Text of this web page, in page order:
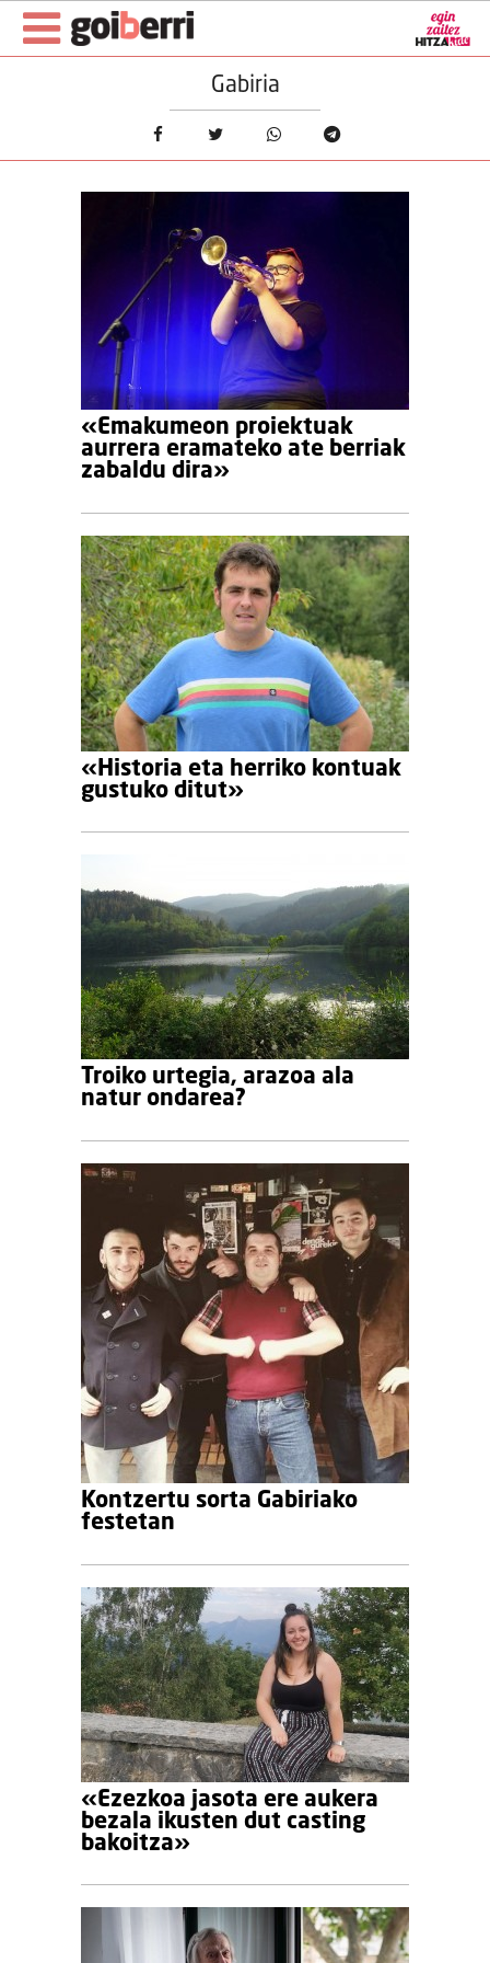
Gabiria
«Emakumeon proiektuak
aurrera eramateko ate berriak
zabaldu dira»
«Historia eta herriko kontuak
gustuko ditut»
Troiko urtegia, arazoa ala
natur ondarea?
Kontzertu sorta Gabiriako
festetan
«Ezezkoa jasota ere aukera
bezala ikusten dut casting
bakoitza»